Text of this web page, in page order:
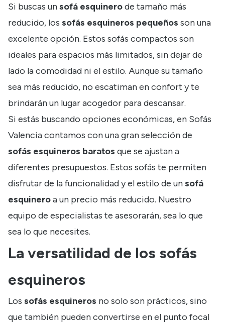
Si buscas unsofá esquinerode tamaño más
reducido, los sofás esquineros pequeños son una
excelente opción. Estos sofás compactos son
ideales para espacios más limitados, sin dejar de
lado la comodidad ni el estilo. Aunque su tamaño
sea más reducido, no escatiman en confort y te
brindarán un lugar acogedor para descansar.
Si estás buscando opciones económicas, en Sofás
Valencia contamos con una gran selección de
sofás esquineros baratos que se ajustan a
diferentes presupuestos. Estos sofás te permiten
disfrutar de la funcionalidad y el estilo de unsofá
esquineroa un precio más reducido. Nuestro
equipo de especialistas te asesorarán, sea lo que
sea lo que necesites.
La versatilidad de los sofás
esquineros
Los sofás esquineros no solo son prácticos, sino
que también pueden convertirse en el punto focal